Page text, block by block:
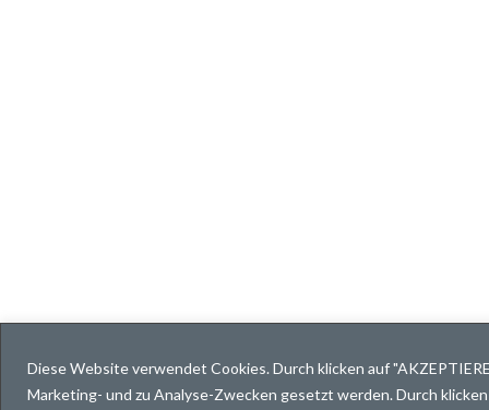
Diese Website verwendet Cookies. Durch klicken auf
Marketing- und zu Analyse-Zwecken gesetzt werden. Durch